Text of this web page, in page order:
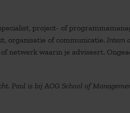
project- of
organisatie of communicatie. Intern
netwerk waarin je adviseert.
Paul is bij AOG School of